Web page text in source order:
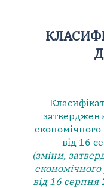
економічного
від 16
(зміни,
економічного
від 16